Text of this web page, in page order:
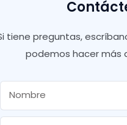
tiene preguntas,
podemos hacer más
Nombre